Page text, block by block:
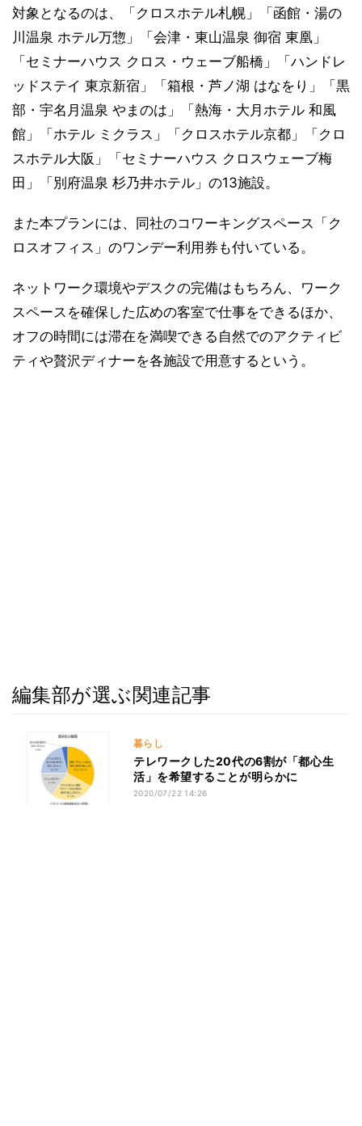
対象となるのは、「クロスホテル札幌」「函館・湯の
川温泉 ホテル万惣」「会津・東山温泉 御宿 東凰」
「セミナーハウス クロス・ウェーブ船橋」「ハンドレ
ッドステイ 東京新宿」「箱根・芦ノ湖 はなをり」「黒
部・宇名月温泉 やまのは」「熱海・大月ホテル 和風
館」「ホテル ミクラス」「クロスホテル京都」「クロ
スホテル大阪」「セミナーハウス クロスウェーブ梅
田」「別府温泉 杉乃井ホテル」の13施設。
また本プランには、同社のコワーキングスペース「ク
ロスオフィス」のワンデー利用券も付いている。
ネットワーク環境やデスクの完備はもちろん、ワーク
スペースを確保した広めの客室で仕事をできるほか、
オフの時間には滞在を満喫できる自然でのアクティビ
ティや贅沢ディナーを各施設で用意するという。
編集部が選ぶ関連記事
暮らし
テレワークした20代の6割が「都心生
活」を希望することが明らかに
2020/07/22 14:26